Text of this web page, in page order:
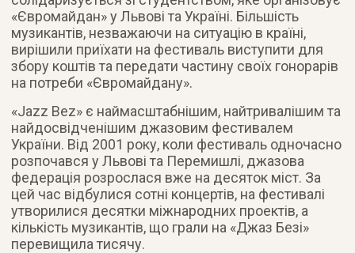
«Євромайдан» у Львові та Україні. Більшість
музикантів, незважаючи на ситуацію в країні,
вирішили приїхати на фестиваль виступити для
збору коштів та передати частину своїх гонорарів
на потреби «Євромайдану».
«Jazz Bez» є наймасштабнішим, найтривалішим та
найдосвідченішим джазовим фестивалем
України. Від 2001 року, коли фестиваль одночасно
розпочався у Львові та Перемишлі, джазова
федерація розрослася вже на десяток міст. За
цей час відбулися сотні концертів, на фестивалі
утворилися десятки міжнародних проектів, а
кількість музикантів, що грали на «Джаз Безі»
перевищила тисячу.